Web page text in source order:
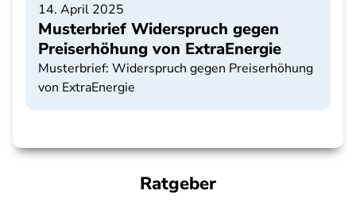
14. April 2025
Musterbrief Widerspruch gegen
Preiserhöhung von ExtraEnergie
Musterbrief: Widerspruch gegen Preiserhöhung
von ExtraEnergie
Ratgeber